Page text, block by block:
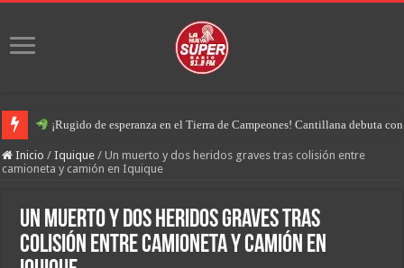
¡Rugido de esperanza en el Tierra de Campeones! Cantillana debuta
Inicio / Iquique / Un muerto y dos heridos graves tras colisión entre
camioneta y camión en Iquique
Un muerto y dos heridos graves tras
colisión entre camioneta y camión en